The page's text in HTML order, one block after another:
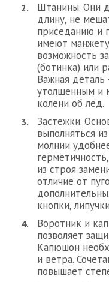
Штанины. Они
длину, не
приседанию и
имеют
возможность
(ботинка) или
Важная
утолщенным и
колени об лед.
Застежки.
выполняться
молнии
из строя
отличие от
кнопки,
Воротник и
позволяет
Капюшон
и ветра.
повышает